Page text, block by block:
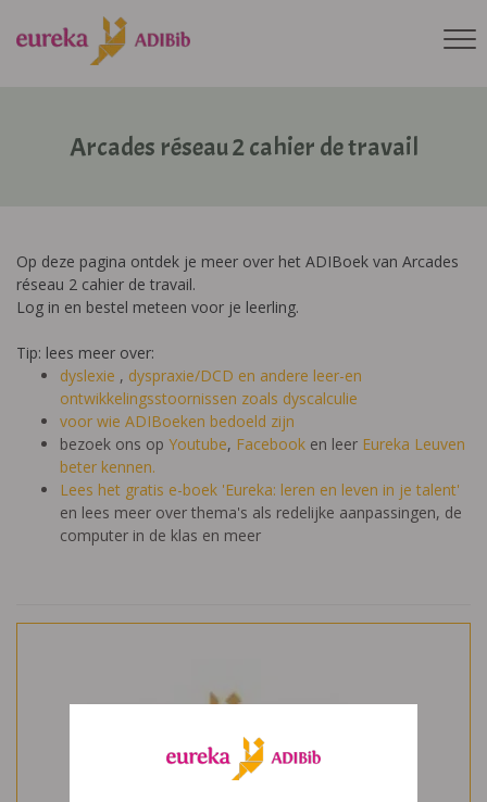
Arcades réseau 2 cahier de travail
Op deze pagina ontdek je meer over het ADIBoek van Arcades
réseau 2 cahier de travail.
Log in en bestel meteen voor je leerling.
Tip: lees meer over:
dyslexie , dyspraxie/DCD en andere leer-en
ontwikkelingsstoornissen zoals dyscalculie
voor wie ADIBoeken bedoeld zijn
bezoek ons op Youtube, Facebook en leer Eureka Leuven
beter kennen.
Lees het gratis e-boek 'Eureka: leren en leven in je talent'
en lees meer over thema's als redelijke aanpassingen, de
computer in de klas en meer